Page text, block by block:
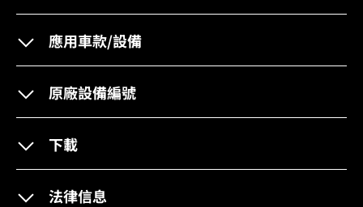
應用車款/設備
原廠設備編號
下載
法律信息